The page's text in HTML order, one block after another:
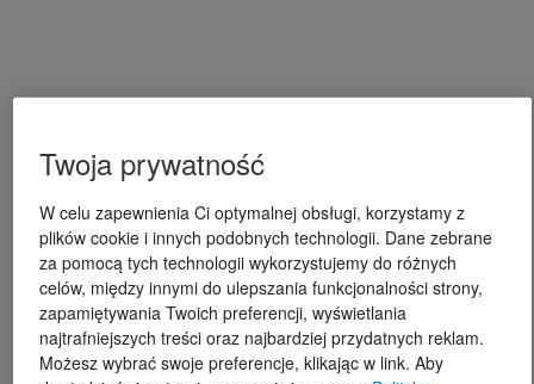
Twoja prywatność
W celu zapewnienia Ci optymalnej obsługi, korzystamy z
plików cookie i innych podobnych technologii. Dane zebrane
za pomocą tych technologii wykorzystujemy do różnych
celów, między innymi do ulepszania funkcjonalności strony,
zapamiętywania Twoich preferencji, wyświetlania
najtrafniejszych treści oraz najbardziej przydatnych reklam.
Możesz wybrać swoje preferencje, klikając w link. Aby